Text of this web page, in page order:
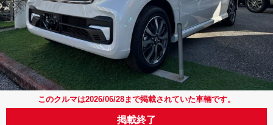
このクルマは2026/06/28まで掲載されていた車輛です。
掲載終了